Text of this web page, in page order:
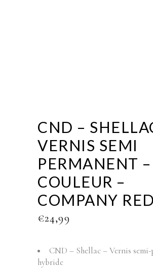
CND –
VERNIS SEMI
PERMANENT –
COULEUR –
COMPANY RED
€24,99
CND – Shellac – Vernis
hybride